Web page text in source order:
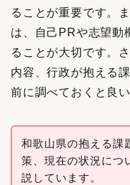
ることが重要です。
は、自己PRや志望動
ることが大切です。
内容、行政が抱える
前に調べておくと良い
和歌山県の抱える課
策、現在の状況につ
説しています。